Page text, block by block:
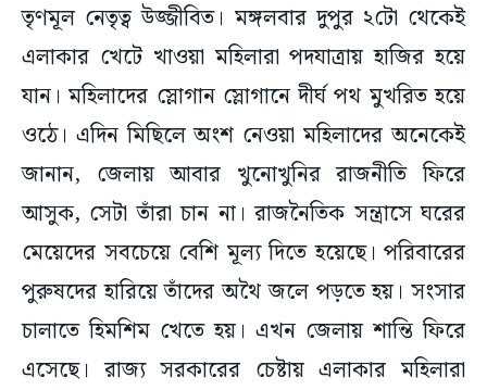
তৃণমূল নেতৃত্ব উজ্জীবিত। মঙ্গলবার দুপুর ২টো থেকেই
এলাকার খেটে খাওয়া মহিলারা পদযাত্রায় হাজির হয়ে
যান। মহিলাদের স্লোগান স্লোগানে দীর্ঘ পথ মুখরিত হয়ে
ওঠে। এদিন মিছিলে অংশ নেওয়া মহিলাদের অনেকেই
জানান, জেলায় আবার খুনোখুনির রাজনীতি ফিরে
আসুক, সেটা তাঁরা চান না। রাজনৈতিক সন্ত্রাসে ঘরের
মেয়েদের সবচেয়ে বেশি মূল্য দিতে হয়েছে। পরিবারের
পুরুষদের হারিয়ে তাঁদের অথৈ জলে পড়তে হয়। সংসার
চালাতে হিমশিম খেতে হয়। এখন জেলায় শান্তি ফিরে
এসেছে। রাজ্য সরকারের চেষ্টায় এলাকার মহিলারা